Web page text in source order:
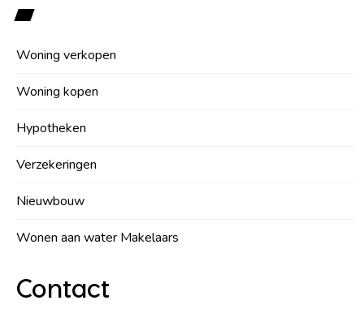
Woning verkopen
Woning kopen
Hypotheken
Verzekeringen
Nieuwbouw
Wonen aan water Makelaars
Contact